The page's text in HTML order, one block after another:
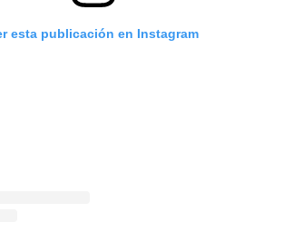
esta publicación en Instagram